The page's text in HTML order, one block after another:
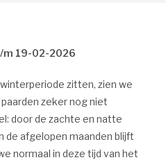
m 19-02-2026
zitten, zien we
zeker nog niet
door de zachte en natte
de afgelopen maanden blijft
normaal in deze tijd van het